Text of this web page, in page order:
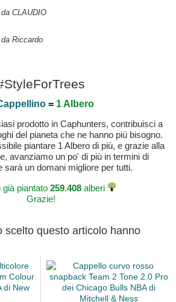
CLAUDIO
Riccardo
= 1 Albero
prodotto in Caphunters, contribuisci a
del pianeta che ne hanno più bisogno.
piantare 1 Albero di più, e grazie alla
avanziamo un po' di più in termini di
sarà un domani migliore per tutti.
già piantato 259.408 alberi
Grazie!
scelto questo articolo hanno